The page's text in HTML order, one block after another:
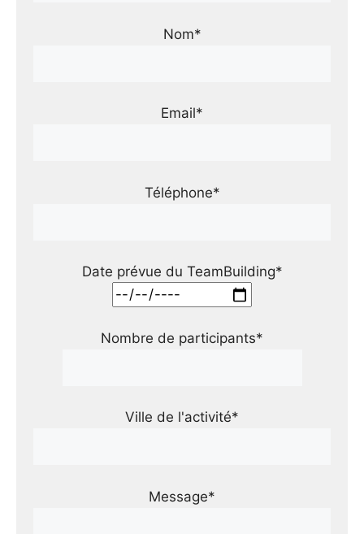
Nom*
Email*
Téléphone*
Date prévue du TeamBuilding*
Nombre de participants*
Ville de l'activité*
Message*